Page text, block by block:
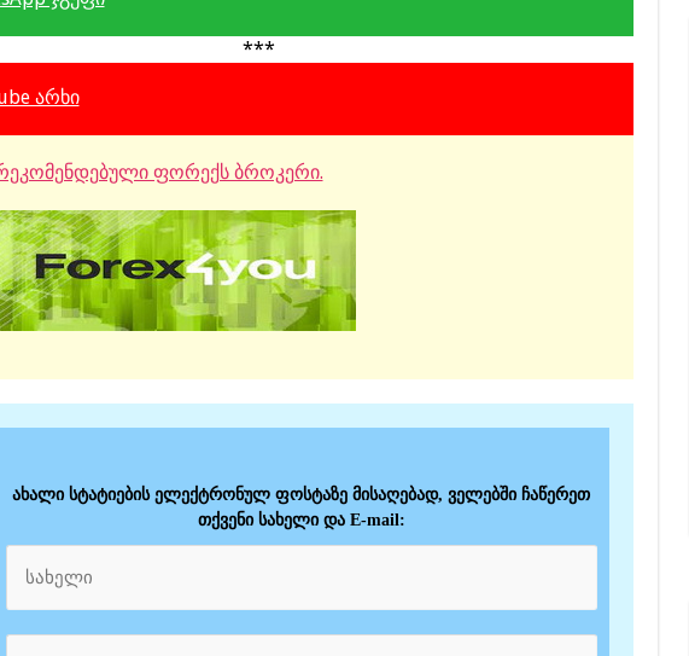
***
არხი
ფორექს ბროკერი.
ახალი სტატიების ელექტრონულ ფოსტაზე მისაღებად, ველებში ჩაწერეთ
თქვენი სახელი და E-mail: